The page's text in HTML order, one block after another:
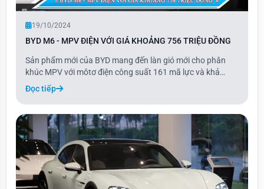
19/10/2024
BYD M6 - MPV ĐIỆN VỚI GIÁ KHOẢNG 756 TRIỆU ĐỒNG
Sản phẩm mới của BYD mang đến làn gió mới cho phân
khúc MPV với môtơ điện công suất 161 mã lực và khả
năng sạc điện cho các thiết bị gia dụng. M6 là mẫu xe thứ
tư mà BYD giới thiệu tại thị trường Việt Nam, thuộc nhóm ít
ỏi các dòng MPV thuần điện. Xe chỉ
Đọc tiếp